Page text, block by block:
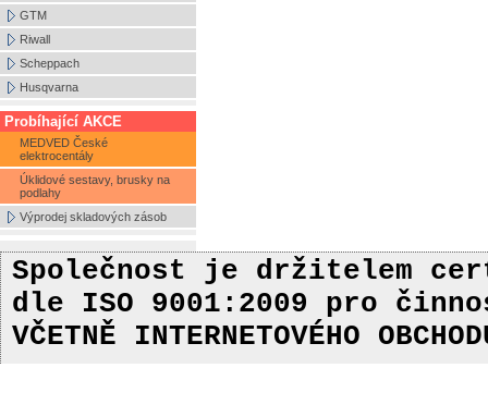
GTM
Riwall
Scheppach
Husqvarna
Probíhající AKCE
MEDVED České
elektrocentály
Úklidové sestavy, brusky na
podlahy
Výprodej skladových zásob
Společnost je držitelem
dle ISO 9001:2009 pro
VČETNĚ INTERNETOVÉHO